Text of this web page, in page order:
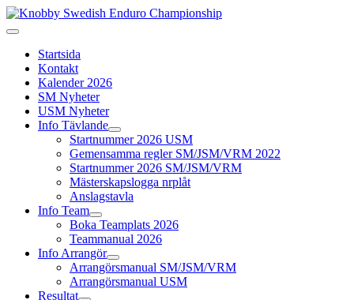
Startsida
Kontakt
Kalender 2026
SM Nyheter
USM Nyheter
Info Tävlande
Startnummer 2026 USM
Gemensamma regler SM/JSM/VRM 2022
Startnummer 2026 SM/JSM/VRM
Mästerskapslogga nrplåt
Anslagstavla
Info Team
Boka Teamplats 2026
Teammanual 2026
Info Arrangör
Arrangörsmanual SM/JSM/VRM
Arrangörsmanual USM
Resultat